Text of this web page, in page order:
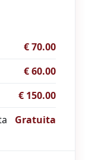
€ 70.00
€ 60.00
€ 150.00
Gratuita